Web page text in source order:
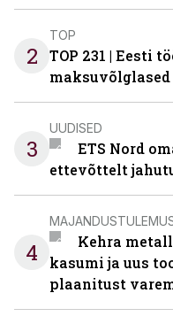
2
TOP
TOP 231 | Eesti
maksuvõlglased
3
UUDISED
ETS Nord
ettevõttelt
4
Kehra
kasumi ja uus
plaanitust